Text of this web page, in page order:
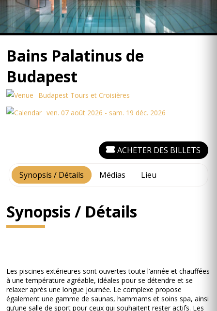
Bains Palatinus de
Budapest
Budapest Tours et Croisières
ven. 07 août 2026 - sam. 19 déc. 2026
Synopsis / Détails Médias Lieu
ACHETER DES BILLETS
Synopsis / Détails
Les piscines extérieures sont ouvertes toute l’année et chauffées
à une température agréable, idéales pour se détendre et se
relaxer après une longue journée. Le complexe propose
également une gamme de saunas, hammams et soins spa, ainsi
qu’une salle de sport pour ceux qui souhaitent rester actifs. Les